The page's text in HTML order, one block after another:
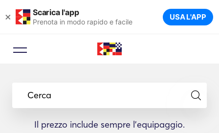
× Scarica l'app
Prenota in modo rapido e facile USA L'APP
Cerca
Il prezzo include sempre l'equipaggio.